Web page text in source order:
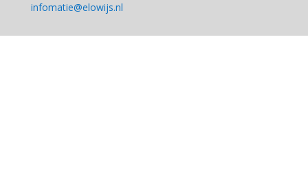
infomatie@elowijs.nl